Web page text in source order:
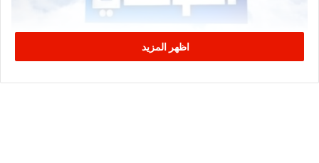
اظهر المزيد